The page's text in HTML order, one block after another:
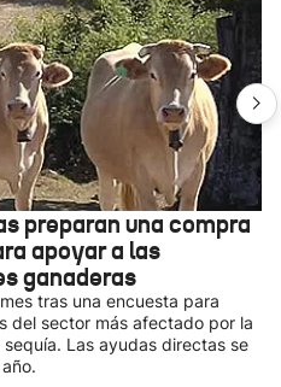
preparan una compra
apoyar a las
ganaderas
tras una encuesta para
del sector más afectado por la
Las ayudas directas se